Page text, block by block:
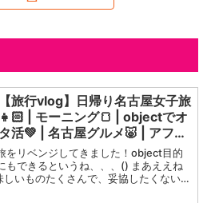
【旅行vlog】日帰り名古屋女子旅
👧🏻 | モーニング🍞 | objectでオ
タ活💚 | 名古屋グルメ🐷 | アフタ
ーンティー🫖 | お洒落ディナー
| 名古屋旅遊🧳
をリベンジしてきました！object目的
もできるというね、、、() まあええね
いものたくさんで、妥協したくないの